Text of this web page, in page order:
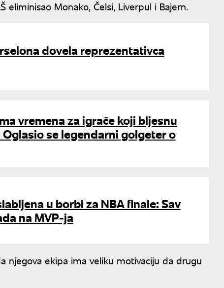
Monako, Čelsi, Liverpul i Bajern.
dovela reprezentativca
vremena za igrače koji bljesnu
se legendarni golgeter o
u borbi za NBA finale: Sav
na MVP-ja
njegova ekipa ima veliku motivaciju da drugu